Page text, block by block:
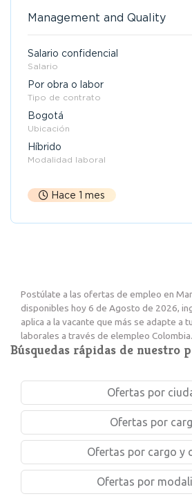
Management and Quality
Salario confidencial
Salario
Por obra o labor
Tipo de contrato
Bogotá
Ubicación
Híbrido
Modalidad laboral
Hace 1 mes
Postúlate a las ofertas de empleo en
disponibles hoy 6 de Agosto de 2026,
aplica a la vacante que más se adapte a
laborales a través de elempleo Colombia.
Búsquedas rápidas de nuestro
Ofertas por
Ofertas por
Ofertas por cargo y
Ofertas por